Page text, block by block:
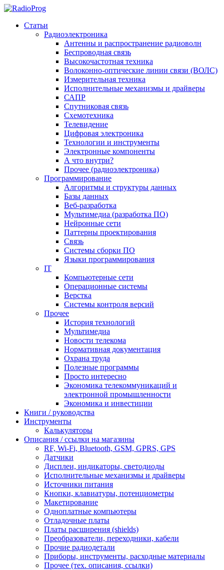
Статьи
Радиоэлектроника
Антенны и распространение радиоволн
Беспроводная связь
Высокочастотная техника
Волоконно-оптические линии связи (ВОЛС)
Измерительная техника
Исполнительные механизмы и драйверы
САПР
Спутниковая связь
Схемотехника
Телевидение
Цифровая электроника
Технологии и инструменты
Электронные компоненты
А что внутри?
Прочее (радиоэлектроника)
Программирование
Алгоритмы и структуры данных
Базы данных
Веб-разработка
Мультимедиа (разработка ПО)
Нейронные сети
Паттерны проектирования
Связь
Системы сборки ПО
Языки программирования
IT
Компьютерные сети
Операционные системы
Верстка
Системы контроля версий
Прочее
История технологий
Мультимедиа
Новости телекома
Нормативная документация
Охрана труда
Полезные программы
Просто интересно
Экономика телекоммуникаций и
электронной промышленности
Экономика и инвестиции
Книги / руководства
Инструменты
Калькуляторы
Описания / ссылки на магазины
RF, Wi-Fi, Bluetooth, GSM, GPRS, GPS
Датчики
Дисплеи, индикаторы, светодиоды
Исполнительные механизмы и драйверы
Источники питания
Кнопки, клавиатуры, потенциометры
Макетирование
Одноплатные компьютеры
Отладочные платы
Платы расширения (shields)
Преобразователи, переходники, кабели
Прочие радиодетали
Приборы, инструменты, расходные материалы
Прочее (тех. описания, ссылки)